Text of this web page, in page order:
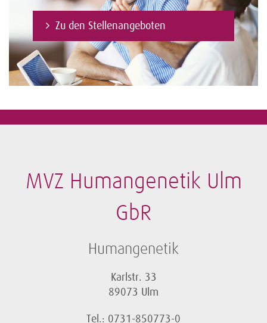
Zu den Stellenangeboten
MVZ Humangenetik Ulm
GbR
Humangenetik
Karlstr. 33
89073 Ulm
Tel.: 0731-850773-0